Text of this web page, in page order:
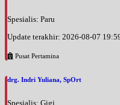
Spesialis: Paru
Update terakhir: 2026-08-07
Pusat Pertamina
drg. Indri Yuliana, SpOrt
Spesialis: Gigi